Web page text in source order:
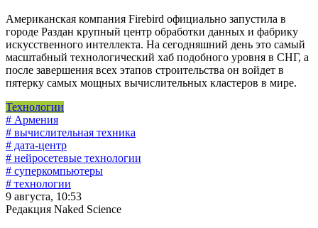
Американская компания Firebird официально запустила в
городе Раздан крупный центр обработки данных и фабрику
искусственного интеллекта. На сегодняшний день это самый
масштабный технологический хаб подобного уровня в СНГ, а
после завершения всех этапов строительства он войдет в
пятерку самых мощных вычислительных кластеров в мире.
Технологии
# Армения
# вычислительная техника
# дата-центр
# нейросетевые технологии
# суперкомпьютеры
# технологии
9 августа, 10:53
Редакция Naked Science